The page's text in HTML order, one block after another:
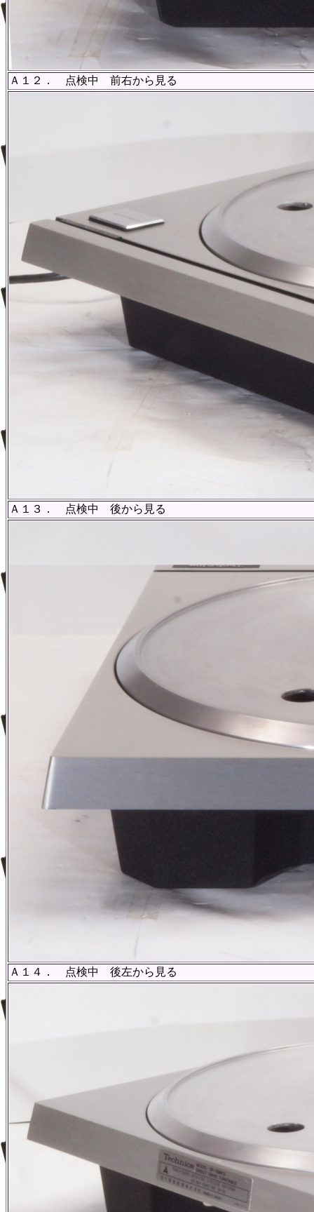
Ａ１２． 点検中 前右から見る
Ａ１３． 点検中 後から見る
Ａ１４． 点検中 後左から見る